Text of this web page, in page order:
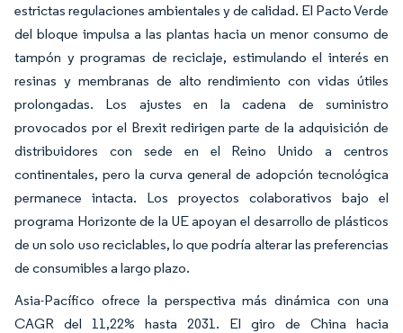
estrictas regulaciones ambientales y de calidad. El Pacto Verde
del bloque impulsa a las plantas hacia un menor consumo de
tampón y programas de reciclaje, estimulando el interés en
resinas y membranas de alto rendimiento con vidas útiles
prolongadas. Los ajustes en la cadena de suministro
provocados por el Brexit redirigen parte de la adquisición de
distribuidores con sede en el Reino Unido a centros
continentales, pero la curva general de adopción tecnológica
permanece intacta. Los proyectos colaborativos bajo el
programa Horizonte de la UE apoyan el desarrollo de plásticos
de un solo uso reciclables, lo que podría alterar las preferencias
de consumibles a largo plazo.
Asia-Pacífico ofrece la perspectiva más dinámica con una
CAGR del 11,22% hasta 2031. El giro de China hacia